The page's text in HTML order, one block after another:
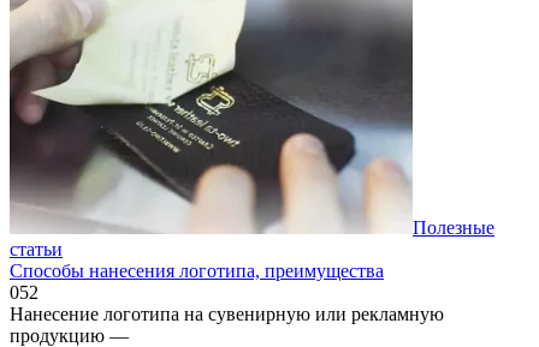
Полезные
статьи
Способы нанесения логотипа, преимущества
052
Нанесение логотипа на сувенирную или рекламную
продукцию —